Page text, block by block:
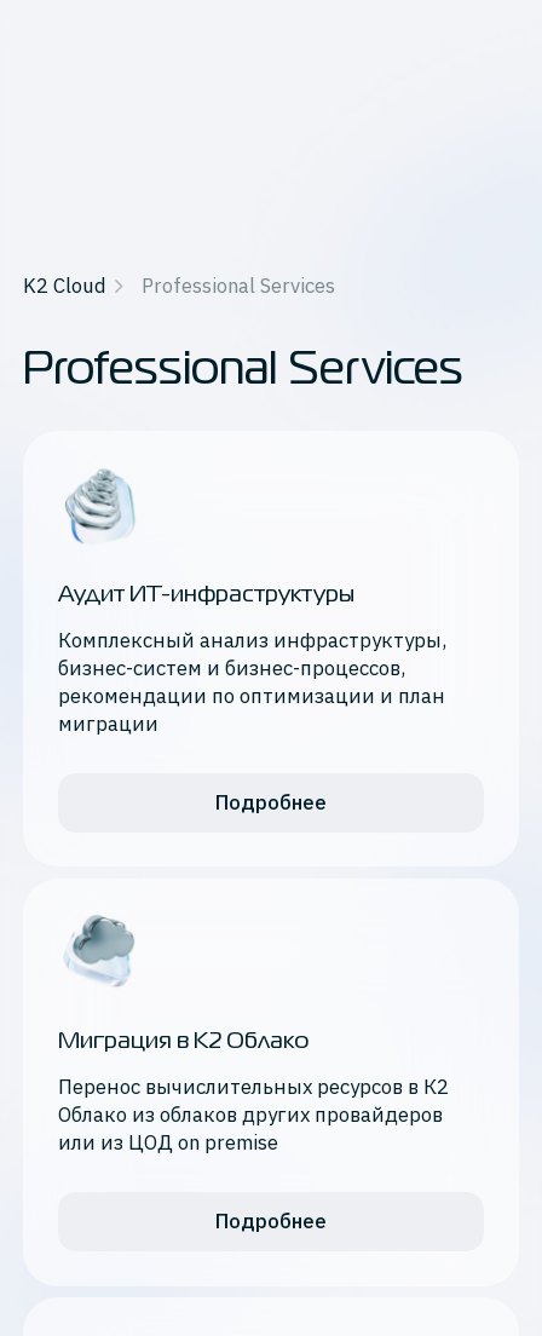
K2 Cloud Professional Services
Professional Services
Аудит ИТ-инфраструктуры
Комплексный анализ инфраструктуры,
бизнес-систем и бизнес-процессов,
рекомендации по оптимизации и план
миграции
Подробнее
Миграция в K2 Облако
Перенос вычислительных ресурсов в К2
Облако из облаков других провайдеров
или из ЦОД on premise
Подробнее